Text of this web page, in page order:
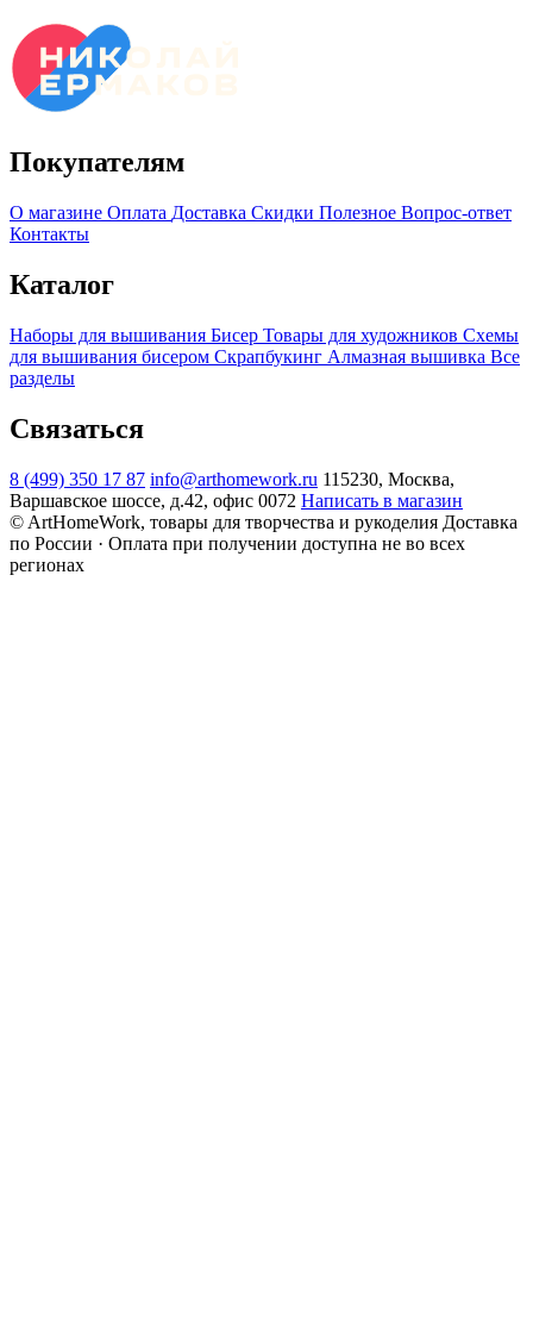
Покупателям
О магазине Оплата Доставка Скидки Полезное Вопрос-ответ
Контакты
Каталог
Наборы для вышивания Бисер Товары для художников Схемы
для вышивания бисером Скрапбукинг Алмазная вышивка Все
разделы
Связаться
8 (499) 350 17 87 info@arthomework.ru 115230, Москва,
Варшавское шоссе, д.42, офис 0072 Написать в магазин
© ArtHomeWork, товары для творчества и рукоделия Доставка
по России · Оплата при получении доступна не во всех
регионах